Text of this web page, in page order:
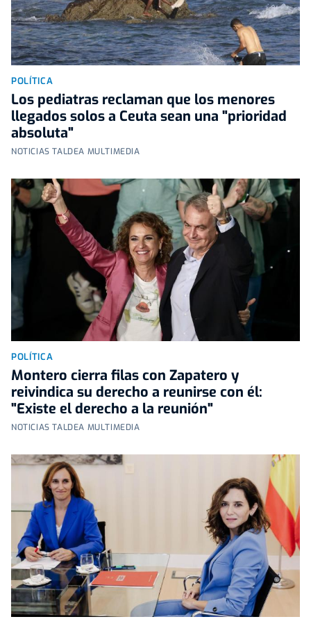
POLÍTICA
Los pediatras reclaman que los menores
llegados solos a Ceuta sean una "prioridad
absoluta"
NOTICIAS TALDEA MULTIMEDIA
POLÍTICA
Montero cierra filas con Zapatero y
reivindica su derecho a reunirse con él:
"Existe el derecho a la reunión"
NOTICIAS TALDEA MULTIMEDIA